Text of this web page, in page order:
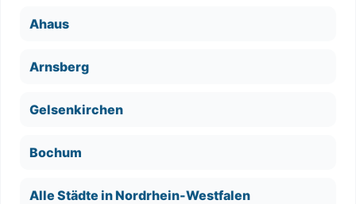
Ahaus
Arnsberg
Gelsenkirchen
Bochum
Alle Städte in Nordrhein-Westfalen